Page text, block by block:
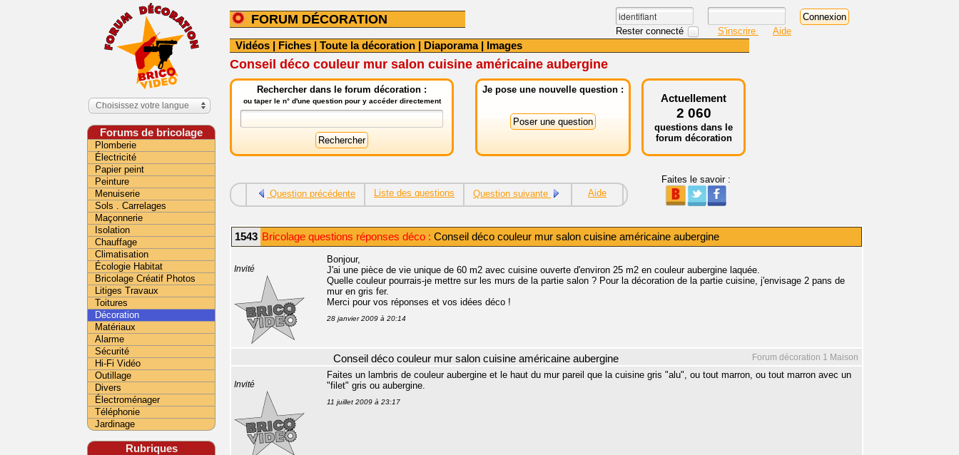
FORUM DÉCORATION
Rester connecté S'inscrire Aide
Vidéos | Fiches | Toute la décoration | Diaporama| Images
Conseil déco couleur mur salon cuisine américaine aubergine
Rechercher dans le forum décoration :
ou taper le n° d'une question pour y accéder directement
Je pose une nouvelle question :
Actuellement
2 060
questions dans le
forum décoration
Question précédente Liste des questions Question suivante Aide
Faites le savoir :
1543 Bricolage questions réponses déco : Conseil déco couleur mur salon cuisine américaine aubergine
Invité
Bonjour,
J'ai une pièce de vie unique de 60 m2 avec cuisine ouverte d'environ 25 m2 en couleur aubergine laquée.
Quelle couleur pourrais-je mettre sur les murs de la partie salon ? Pour la décoration de la partie cuisine, j'envisage 2 pans de
mur en gris fer.
Merci pour vos réponses et vos idées déco !
28 janvier 2009 à 20:14
Forum décoration 1 Maison
Conseil déco couleur mur salon cuisine américaine aubergine
Invité
Faites un lambris de couleur aubergine et le haut du mur pareil que la cuisine gris "alu", ou tout marron, ou tout marron avec un
"filet" gris ou aubergine.
11 juillet 2009 à 23:17
Choisissez votre langue
Forums de bricolage
Plomberie
Électricité
Papier peint
Peinture
Menuiserie
Sols . Carrelages
Maçonnerie
Isolation
Chauffage
Climatisation
Écologie Habitat
Bricolage Créatif Photos
Litiges Travaux
Toitures
Décoration
Matériaux
Alarme
Sécurité
Hi-Fi Vidéo
Outillage
Divers
Électroménager
Téléphonie
Jardinage
Rubriques